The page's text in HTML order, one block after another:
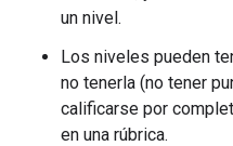
un nivel.
Los niveles pueden
no tenerla (no tener
calificarse por
en una rúbrica.